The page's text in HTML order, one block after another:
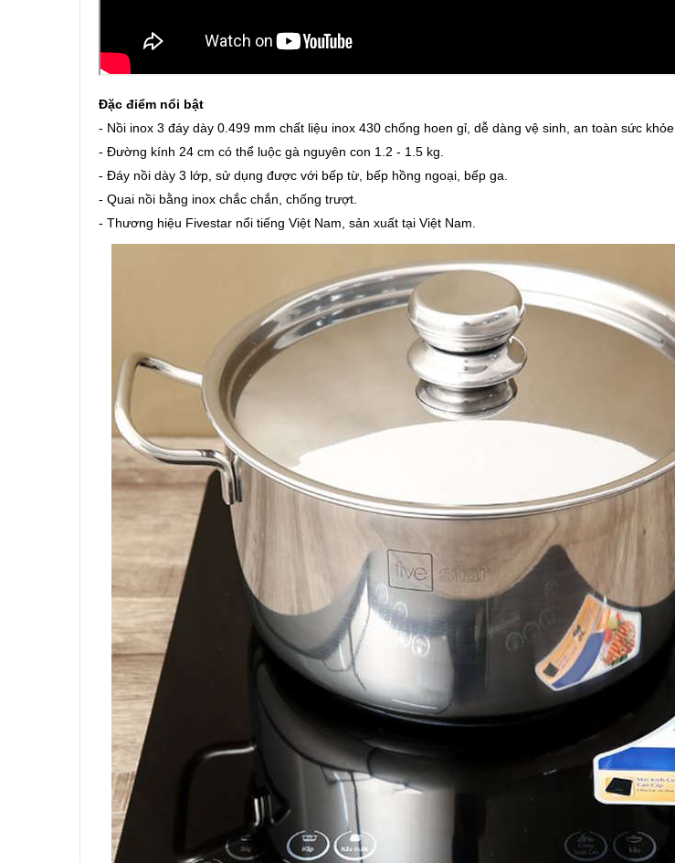
Đặc điểm nổi bật
- Nồi inox 3 đáy dày 0.499 mm chất liệu inox 430 chống hoen gỉ, dễ dàng vệ sinh, an toàn sức khỏe.
- Đường kính 24 cm có thể luộc gà nguyên con 1.2 - 1.5 kg.
- Đáy nồi dày 3 lớp, sử dụng được với bếp từ, bếp hồng ngoại, bếp ga.
- Quai nồi bằng inox chắc chắn, chống trượt.
- Thương hiệu Fivestar nổi tiếng Việt Nam, sản xuất tại Việt Nam.